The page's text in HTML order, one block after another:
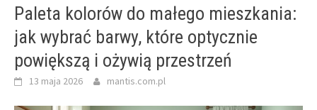
Paleta kolorów do małego mieszkania:
jak wybrać barwy, które optycznie
powiększą i ożywią przestrzeń
13 maja 2026 mantis.com.pl